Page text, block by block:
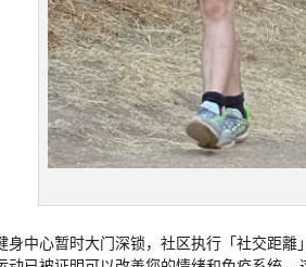
身中心暂时大门深锁，社区执行「社交距